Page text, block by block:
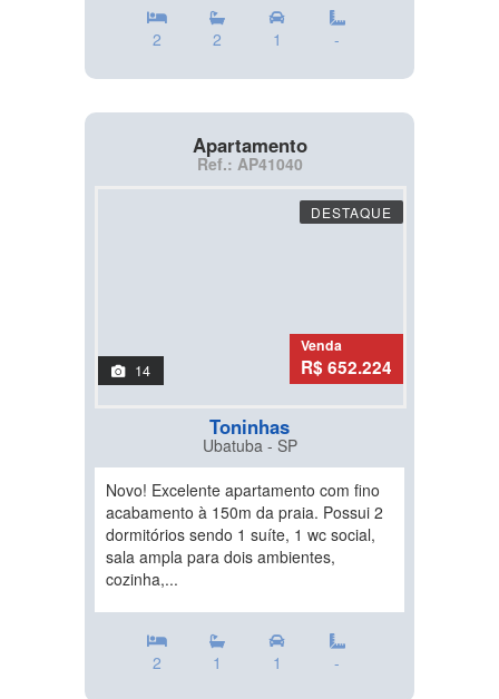
2 2 1 -
Apartamento
Ref.: AP41040
DESTAQUE
14
Venda
R$ 652.224
Toninhas
Ubatuba - SP
Novo! Excelente apartamento com fino
acabamento à 150m da praia. Possui 2
dormitórios sendo 1 suíte, 1 wc social,
sala ampla para dois ambientes,
cozinha,...
2 1 1 -